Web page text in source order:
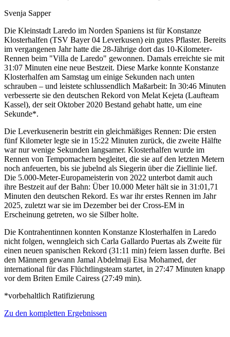
Svenja Sapper
Die Kleinstadt Laredo im Norden Spaniens ist für Konstanze
Klosterhalfen (TSV Bayer 04 Leverkusen) ein gutes Pflaster. Bereits
im vergangenen Jahr hatte die 28-Jährige dort das 10-Kilometer-
Rennen beim "Villa de Laredo" gewonnen. Damals erreichte sie mit
31:07 Minuten eine neue Bestzeit. Diese Marke konnte Konstanze
Klosterhalfen am Samstag um einige Sekunden nach unten
schrauben – und leistete schlussendlich Maßarbeit: In 30:46 Minuten
verbesserte sie den deutschen Rekord von Melat Kejeta (Laufteam
Kassel), der seit Oktober 2020 Bestand gehabt hatte, um eine
Sekunde*.
Die Leverkusenerin bestritt ein gleichmäßiges Rennen: Die ersten
fünf Kilometer legte sie in 15:22 Minuten zurück, die zweite Hälfte
war nur wenige Sekunden langsamer. Klosterhalfen wurde im
Rennen von Tempomachern begleitet, die sie auf den letzten Metern
noch anfeuerten, bis sie jubelnd als Siegerin über die Ziellinie lief.
Die 5.000-Meter-Europameisterin von 2022 unterbot damit auch
ihre Bestzeit auf der Bahn: Über 10.000 Meter hält sie in 31:01,71
Minuten den deutschen Rekord. Es war ihr erstes Rennen im Jahr
2025, zuletzt war sie im Dezember bei der Cross-EM in
Erscheinung getreten, wo sie Silber holte.
Die Kontrahentinnen konnten Konstanze Klosterhalfen in Laredo
nicht folgen, wenngleich sich Carla Gallardo Puertas als Zweite für
einen neuen spanischen Rekord (31:11 min) feiern lassen durfte. Bei
den Männern gewann Jamal Abdelmaji Eisa Mohamed, der
international für das Flüchtlingsteam startet, in 27:47 Minuten knapp
vor dem Briten Emile Cairess (27:49 min).
*vorbehaltlich Ratifizierung
Zu den kompletten Ergebnissen